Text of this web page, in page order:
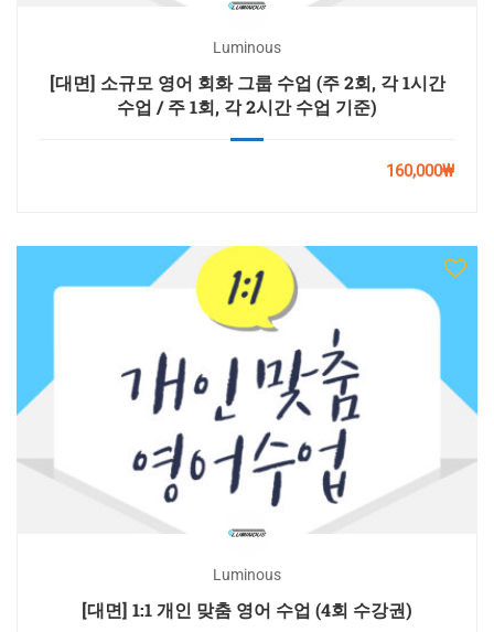
Luminous
[대면] 소규모 영어 회화 그룹 수업 (주 2회, 각 1시간
수업 / 주 1회, 각 2시간 수업 기준)
160,000₩
Luminous
[대면] 1:1 개인 맞춤 영어 수업 (4회 수강권)